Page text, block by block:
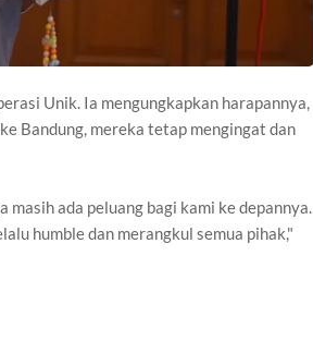
Unik. Ia mengungkapkan harapannya,
Bandung, mereka tetap mengingat dan
ada peluang bagi kami ke depannya.
humble dan merangkul semua pihak,"